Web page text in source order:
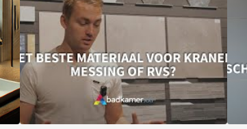
en fonteinkraan, zijn de